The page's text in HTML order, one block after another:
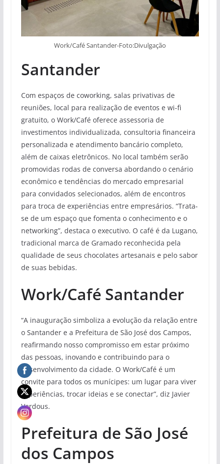
Work/Café Santander-Foto:Divulgação
Santander
Com espaços de coworking, salas privativas de
reuniões, local para realização de eventos e wi-fi
gratuito, o Work/Café oferece assessoria de
investimentos individualizada, consultoria financeira
personalizada e atendimento bancário completo,
além de caixas eletrônicos. No local também serão
promovidas rodas de conversa abordando o cenário
econômico e tendências do mercado empresarial
para convidados selecionados, além de encontros
para troca de experiências entre empresários. “Trata-
se de um espaço que fomenta o conhecimento e o
networking”, destaca o executivo. O café é da Lugano,
tradicional marca de Gramado reconhecida pela
qualidade de seus chocolates artesanais e pelo sabor
de suas bebidas.
Work/Café Santander
“A inauguração simboliza a evolução da relação entre
o Santander e a Prefeitura de São José dos Campos,
reafirmando nosso compromisso em estar próximo
das pessoas, inovando e contribuindo para o
desenvolvimento da cidade. O Work/Café é um
convite para todos os munícipes: um lugar para viver
experiências, trocar ideias e se conectar”, diz Javier
Verdous.
Prefeitura de São José
dos Campos